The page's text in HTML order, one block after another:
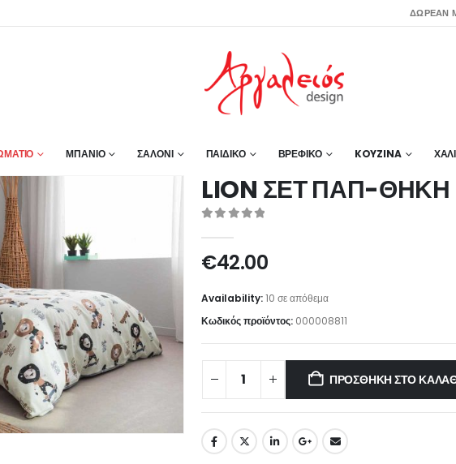
ΔΩΡΕΑΝ
ΜΠΑΝΙΟ ΣΑΛΟΝΙ ΠΑΙΔΙΚΟ ΒΡΕΦΙΚΟ KOYZINA
LION ΣΕΤ ΠΑΠ-
€42.00
Availability:10 σε απόθεμα
Κωδικός προϊόντος: 000008811
ΠΡΟΣΘΉΚΗ ΣΤΟ